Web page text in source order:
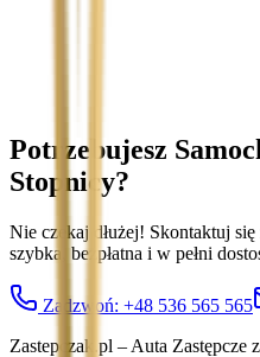
Potrzebujesz
Stopnicy?
Nie czekaj dłużej! Skontaktuj się
szybka, bezpłatna i w pełni
Zadzwoń: +48 536 565 565
Zastepczak.pl – Auta Zastępcze